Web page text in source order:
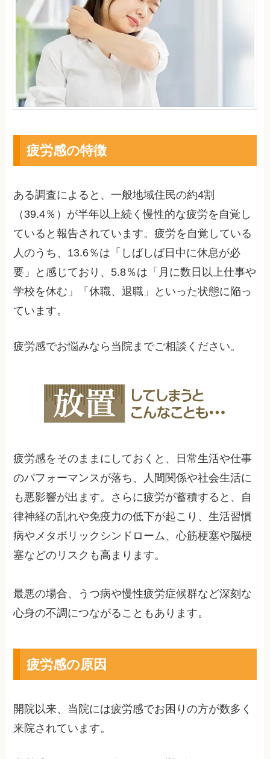
疲労感の特徴
ある調査によると、一般地域住民の約4割
（39.4％）が半年以上続く慢性的な疲労を自覚し
ていると報告されています。疲労を自覚している
人のうち、13.6％は「しばしば日中に休息が必
要」と感じており、5.8％は「月に数日以上仕事や
学校を休む」「休職、退職」といった状態に陥っ
ています。
疲労感でお悩みなら当院までご相談ください。
疲労感をそのままにしておくと、日常生活や仕事
のパフォーマンスが落ち、人間関係や社会生活に
も悪影響が出ます。さらに疲労が蓄積すると、自
律神経の乱れや免疫力の低下が起こり、生活習慣
病やメタボリックシンドローム、心筋梗塞や脳梗
塞などのリスクも高まります。
最悪の場合、うつ病や慢性疲労症候群など深刻な
心身の不調につながることもあります。
疲労感の原因
開院以来、当院には疲労感でお困りの方が数多く
来院されています。